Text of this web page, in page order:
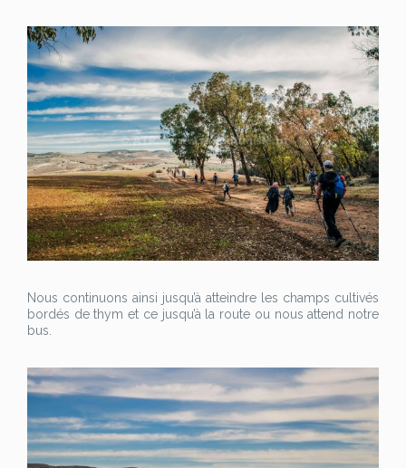
Nous continuons ainsi jusqu’à atteindre les champs cultivés
bordés de thym et ce jusqu’à la route ou nous attend notre
bus.